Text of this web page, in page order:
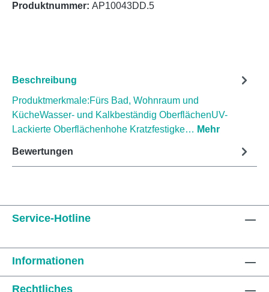
Produktnummer: AP10043DD.5
Beschreibung
Produktmerkmale:Fürs Bad, Wohnraum und
KücheWasser- und Kalkbeständig OberflächenUV-
Lackierte Oberflächenhohe Kratzfestigke… Mehr
Bewertungen
Service-Hotline
Informationen
Rechtliches